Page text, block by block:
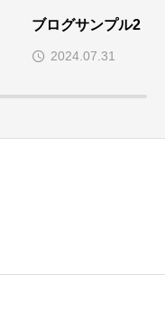
ブログサンプル2
2024.07.31